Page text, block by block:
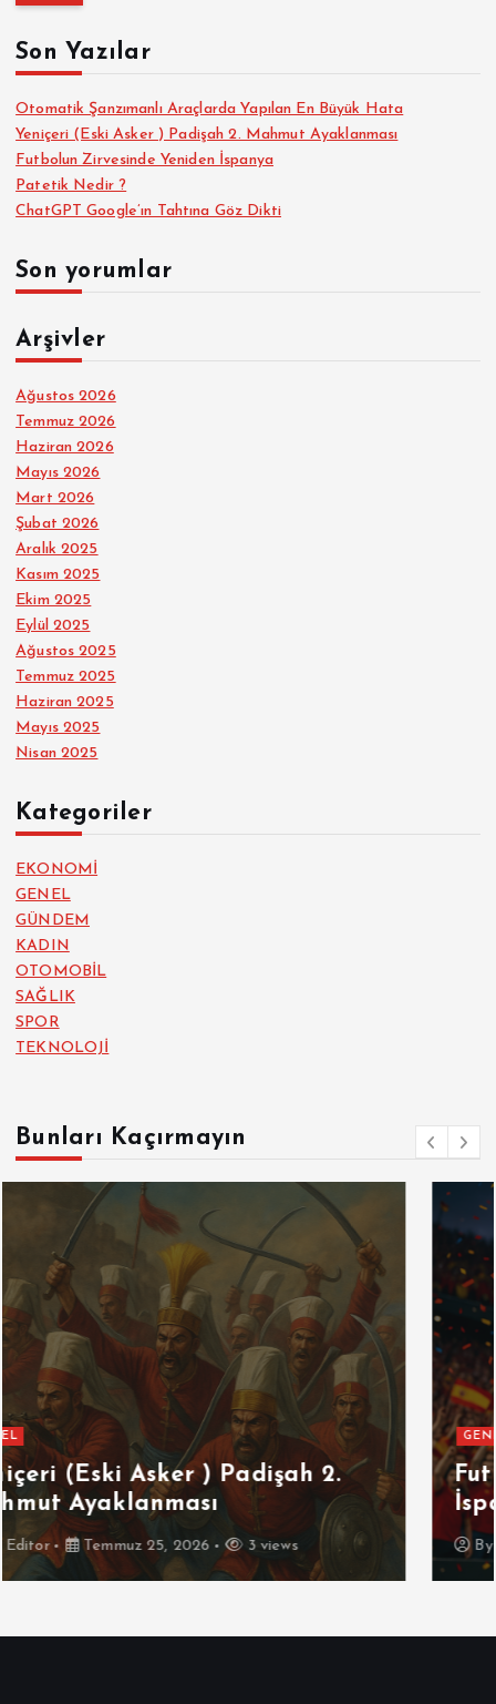
m
:Son Yazılar
Otomatik Şanzımanlı Araçlarda Yapılan En Büyük Hata
Yeniçeri (Eski Asker ) Padişah 2. Mahmut Ayaklanması
Futbolun Zirvesinde Yeniden İspanya
Patetik Nedir ?
ChatGPT Google’ın Tahtına Göz Dikti
Son yorumlar
Arşivler
Ağustos 2026
Temmuz 2026
Haziran 2026
Mayıs 2026
Mart 2026
Şubat 2026
Aralık 2025
Kasım 2025
Ekim 2025
Eylül 2025
Ağustos 2025
Temmuz 2025
Haziran 2025
Mayıs 2025
Nisan 2025
Kategoriler
EKONOMİ
GENEL
GÜNDEM
KADIN
OTOMOBİL
SAĞLIK
SPOR
TEKNOLOJİ
Bunları Kaçırmayın
GENEL SPOR
Futbolun Zirvesinde Yeniden
İspanya
By Editor Temmuz 16, 2026 4 views